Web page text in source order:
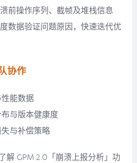
前操作序列、截帧及堆栈信息
数据验证问题原因，快速迭代优
协作
能数据
与版本健康度
与补偿策略
解 GPM 2.0「崩溃上报分析」功